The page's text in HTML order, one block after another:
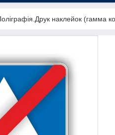
наклейок (гамма